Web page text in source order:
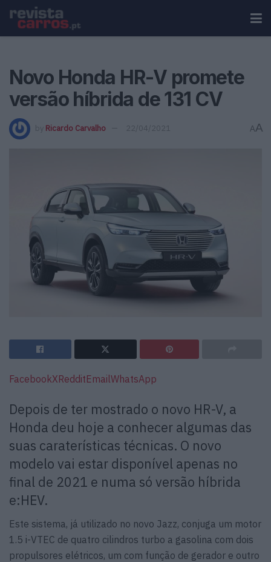
Novo Honda HR-V promete
versão híbrida de 131 CV
by Ricardo Carvalho 22/04/2021 AA
FacebookXRedditEmailWhatsApp
Depois de ter mostrado o novo HR-V, a
Honda deu hoje a conhecer algumas das
suas caraterísticas técnicas. O novo
modelo vai estar disponível apenas no
final de 2021 e numa só versão híbrida
e:HEV.
Este sistema, já utilizado no novo Jazz, conjuga um motor
1.5 i-VTEC de quatro cilindros turbo a gasolina com dois
propulsores elétricos, um com função de gerador e outro